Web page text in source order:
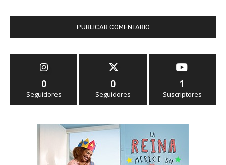
0
Seguidores
0
Seguidores
1
Suscriptores